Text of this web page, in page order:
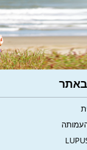
באתר